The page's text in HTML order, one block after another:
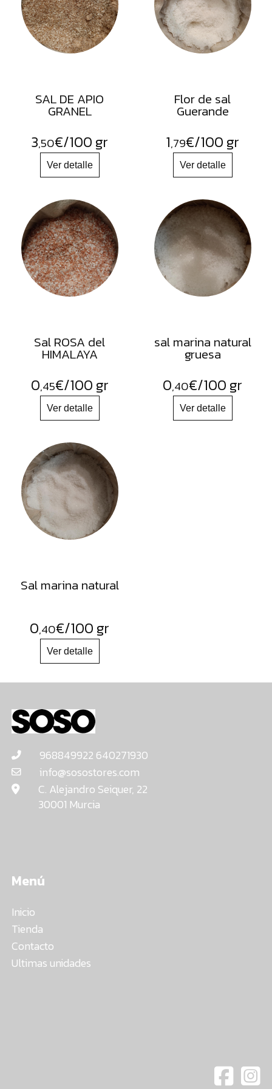
FRUTOS
SECOS
SAL
ACEITES
PRODUCTOS
ACCESORIOS
DESHIDRATADOS
SAL DE APIO
GRANEL
3,50€/100 gr
Flor de sal
Guerande
1,79€/100 gr
Sal ROSA del
HIMALAYA
0,45€/100 gr
sal marina natural
gruesa
0,40€/100 gr
Sal marina natural
0,40€/100 gr
968849922 640271930
info@sosostores.com
C. Alejandro Seiquer, 22
30001 Murcia
Menú
Inicio
Tienda
Contacto
Ultimas unidades